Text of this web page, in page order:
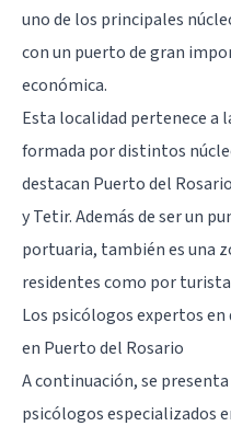
uno de los principales
con un puerto de gran
económica.
Esta localidad pertenece a
formada por distintos
destacan Puerto del
y Tetir. Además de ser un
portuaria, también es una
residentes como por
Los psicólogos expertos
en Puerto del Rosario
A continuación, se
psicólogos especializados